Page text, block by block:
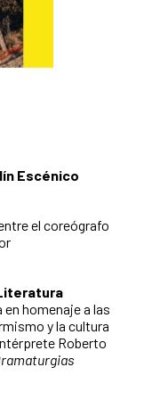
Escénico
el coreógrafo
homenaje a las
y la cultura
Roberto